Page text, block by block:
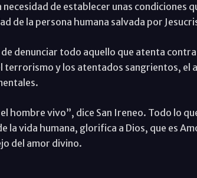
necesidad de establecer unas condiciones
de la persona humana salvada por
denunciar todo aquello que atenta
terrorismo y los atentados sangrientos, el
hombre vivo”, dice San Ireneo. Todo lo
la vida humana, glorifica a Dios, que es
del amor divino.